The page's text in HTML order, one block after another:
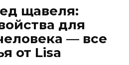
щавеля:
для
— все
от Lisa